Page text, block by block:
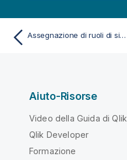
Assegnazione di ruoli di sicurezza e ruoli personalizzati
Aiuto-Risorse
Video della Guida di Qlik
Qlik Developer
Formazione